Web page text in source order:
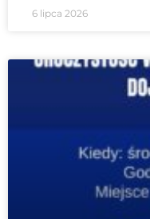
6 lipca 2026